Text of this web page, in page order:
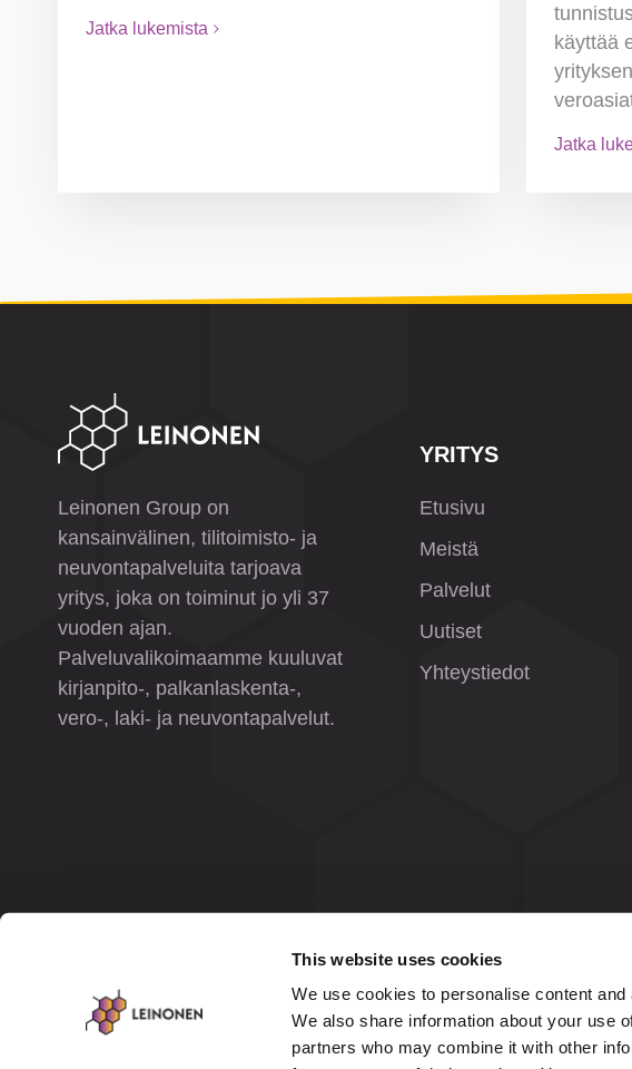
This website uses cookies
We use cookies to personalise content
We also share information about your use
partners who may combine it with other
Jatka lukemista
käyttää
Jatka
Leinonen Group on
kansainvälinen, tilitoimisto- ja
neuvontapalveluita tarjoava
yritys, joka on toiminut jo yli 37
vuoden ajan.
Palveluvalikoimaamme kuuluvat
kirjanpito-, palkanlaskenta-,
vero-, laki- ja neuvontapalvelut.
YRITYS
Etusivu
Meistä
Palvelut
Uutiset
Yhteystiedot